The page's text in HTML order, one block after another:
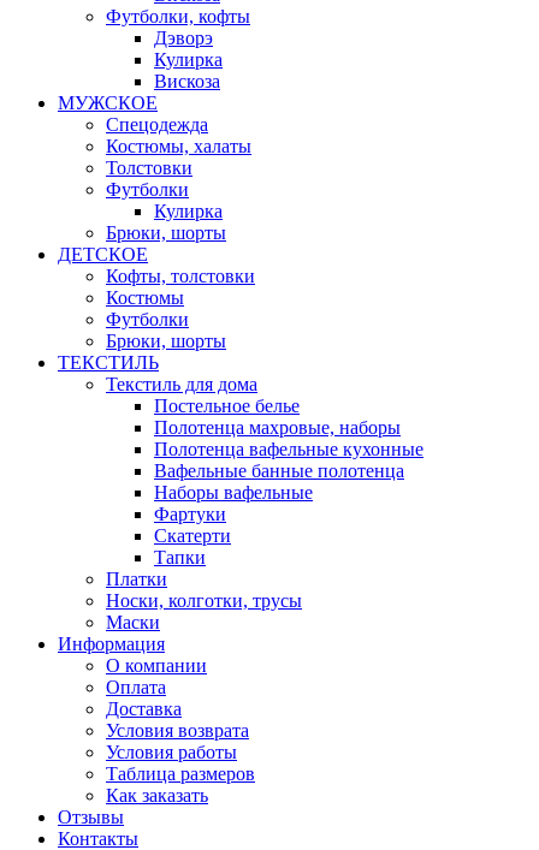
Футболки, кофты
Дэворэ
Кулирка
Вискоза
МУЖСКОЕ
Спецодежда
Костюмы, халаты
Толстовки
Футболки
Кулирка
Брюки, шорты
ДЕТСКОЕ
Кофты, толстовки
Костюмы
Футболки
Брюки, шорты
ТЕКСТИЛЬ
Текстиль для дома
Постельное белье
Полотенца махровые, наборы
Полотенца вафельные кухонные
Вафельные банные полотенца
Наборы вафельные
Фартуки
Скатерти
Тапки
Платки
Носки, колготки, трусы
Маски
Информация
О компании
Оплата
Доставка
Условия возврата
Условия работы
Таблица размеров
Как заказать
Отзывы
Контакты